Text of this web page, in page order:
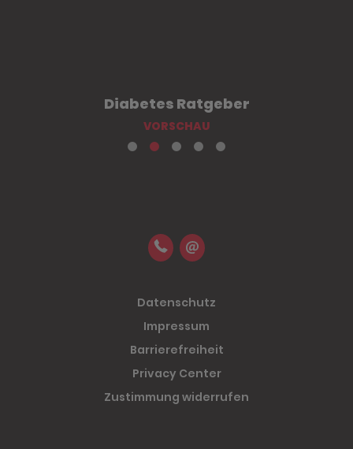
Diabetes Ratgeber
VORSCHAU
Datenschutz
Impressum
Barrierefreiheit
Privacy Center
Zustimmung widerrufen